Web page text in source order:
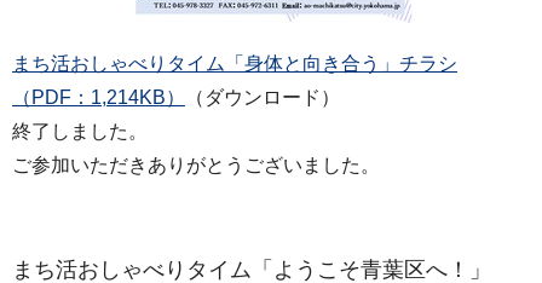
まち活おしゃべりタイム「身体と向き合う」チラシ
（PDF：1,214KB）
（ダウンロード）
終了しました。
ご参加いただきありがとうございました。
まち活おしゃべりタイム「ようこそ青葉区へ！」